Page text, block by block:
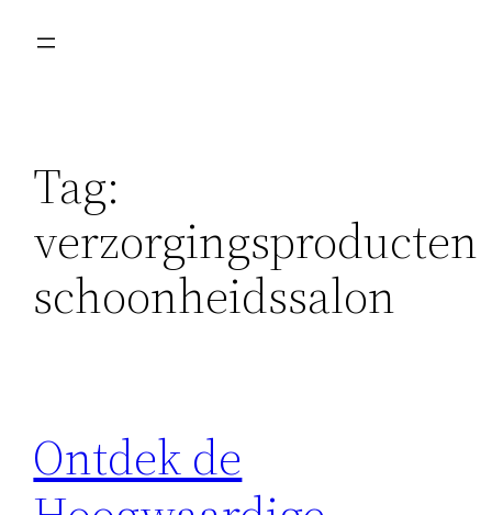
Tag:
verzorgingsproducten
schoonheidssalon
Ontdek de